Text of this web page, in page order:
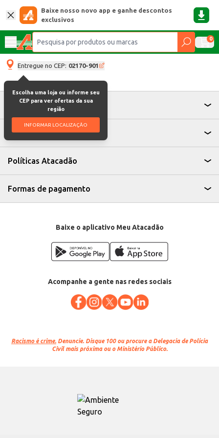
Baixe nosso novo app e ganhe descontos
exclusivos
0
Entregue no CEP: 02170-901
Escolha uma loja ou informe seu
CEP para ver ofertas da sua
região
INFORMAR LOCALIZAÇÃO
Atendimento
Institucional
Políticas Atacadão
Formas de pagamento
Baixe o aplicativo Meu Atacadão
Acompanhe a gente nas redes sociais
Racismo é crime. Denuncie. Disque 100 ou procure a Delegacia de Polícia
Civil mais próxima ou o Ministério Público.